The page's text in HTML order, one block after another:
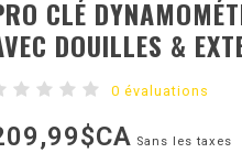
CLÉ
DOUILLES &
0 évaluations
Sans les taxes